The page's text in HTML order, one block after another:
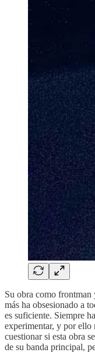
Su obra como
más ha obsesionado a
es suficiente. Siempre
experimentar, y por ello
cuestionar si esta obra
de su banda principal,